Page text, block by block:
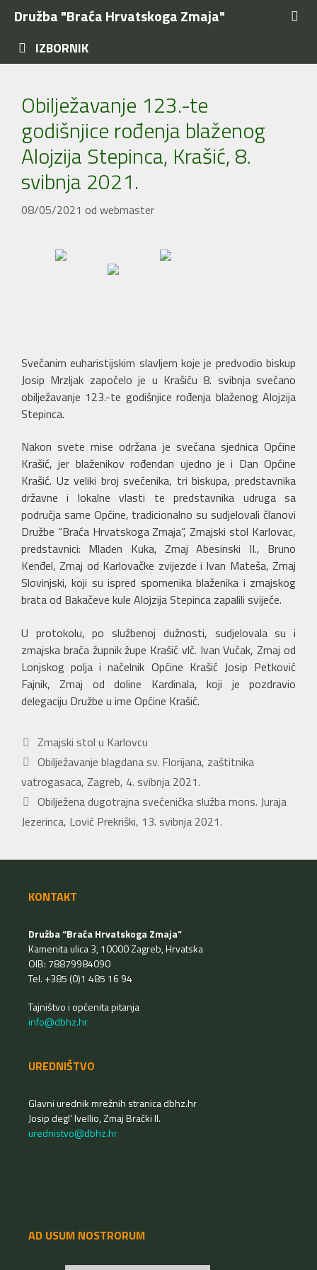
Preskoči
sadržaj
Družba "Braća Hrvatskoga Zmaja"
IZBORNIK
Obilježavanje 123.-te
godišnjice rođenja blaženog
Alojzija Stepinca, Krašić, 8.
svibnja 2021.
08/05/2021 od webmaster
Svečanim euharistijskim slavljem koje je predvodio biskup
Josip Mrzljak započelo je u Krašiću 8. svibnja svečano
obilježavanje 123.-te godišnjice rođenja blaženog Alojzija
Stepinca.
Nakon svete mise održana je svečana sjednica Općine
Krašić, jer blaženikov rođendan ujedno je i Dan Općine
Krašić. Uz veliki broj svećenika, tri biskupa, predstavnika
državne i lokalne vlasti te predstavnika udruga sa
područja same Općine, tradicionalno su sudjelovali članovi
Družbe “Braća Hrvatskoga Zmaja”, Zmajski stol Karlovac,
predstavnici: Mladen Kuka, Zmaj Abesinski II., Bruno
Kenđel, Zmaj od Karlovačke zvijezde i Ivan Mateša, Zmaj
Slovinjski, koji su ispred spomenika blaženika i zmajskog
brata od Bakačeve kule Alojzija Stepinca zapalili svijeće.
U protokolu, po službenoj dužnosti, sudjelovala su i
zmajska braća župnik župe Krašić vlč. Ivan Vučak, Zmaj od
Lonjskog polja i načelnik Općine Krašić Josip Petković
Fajnik, Zmaj od doline Kardinala, koji je pozdravio
delegaciju Družbe u ime Općine Krašić.
Kategorije
Zmajski stol u Karlovcu
Obilježavanje blagdana sv. Florijana, zaštitnika
vatrogasaca, Zagreb, 4. svibnja 2021.
Obilježena dugotrajna svećenička služba mons. Juraja
Jezerinca, Lović Prekriški, 13. svibnja 2021.
KONTAKT
Družba “Braća Hrvatskoga Zmaja”
Kamenita ulica 3, 10000 Zagreb, Hrvatska
OIB: 78879984090
Tel. +385 (0)1 485 16 94
Tajništvo i općenita pitanja
info@dbhz.hr
UREDNIŠTVO
Glavni urednik mrežnih stranica dbhz.hr
Josip degl’ Ivellio, Zmaj Brački II.
urednistvo@dbhz.hr
AD USUM NOSTRORUM